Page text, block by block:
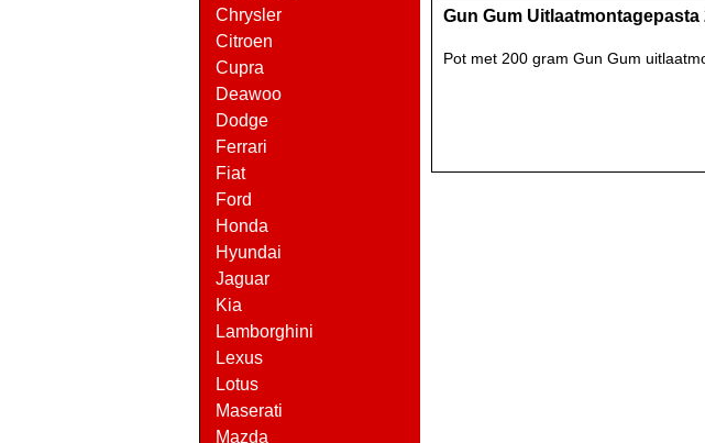
Chrysler
Citroen
Cupra
Deawoo
Dodge
Ferrari
Fiat
Ford
Honda
Hyundai
Jaguar
Kia
Lamborghini
Lexus
Lotus
Maserati
Mazda
Gun Gum Uitlaatmontagepasta
Pot met 200 gram Gun Gum